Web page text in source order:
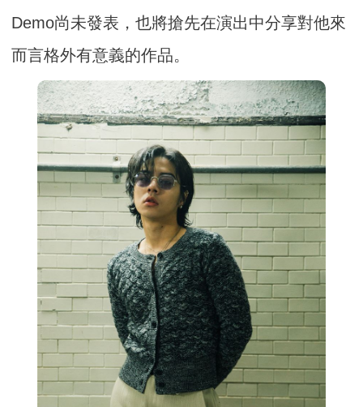
Demo尚未發表，也將搶先在演出中分享對他來
而言格外有意義的作品。